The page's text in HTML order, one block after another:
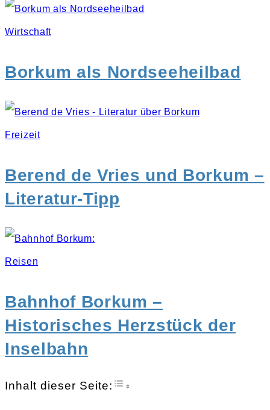
Wirtschaft
Borkum als Nordseeheilbad
Freizeit
Berend de Vries und Borkum –
Literatur-Tipp
Reisen
Bahnhof Borkum –
Historisches Herzstück der
Inselbahn
Inhalt dieser Seite: Toggle Table of Content